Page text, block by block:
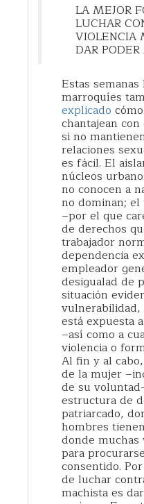
LA MEJOR
LUCHAR
VIOLENCIA
DAR
Estas
marroquíes
explicado
chantajean
si no
relaciones
es fácil. El
núcleos
no conocen a
no dominan;
–por el que
de derechos
trabajador
dependencia
empleador
desigualad de
situación
está expuesta
–así como a
violencia o
Al fin y al
de la mujer
de su
estructura de
patriarcado,
hombres
donde muchas
para
consentido.
de luchar
machista es